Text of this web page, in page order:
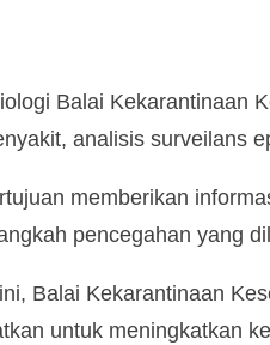
Balai Kekarantinaan
analisis surveilans
memberikan
pencegahan yang
Balai Kekarantinaan
untuk meningkatkan